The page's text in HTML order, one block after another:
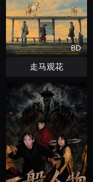
BD
走马观花